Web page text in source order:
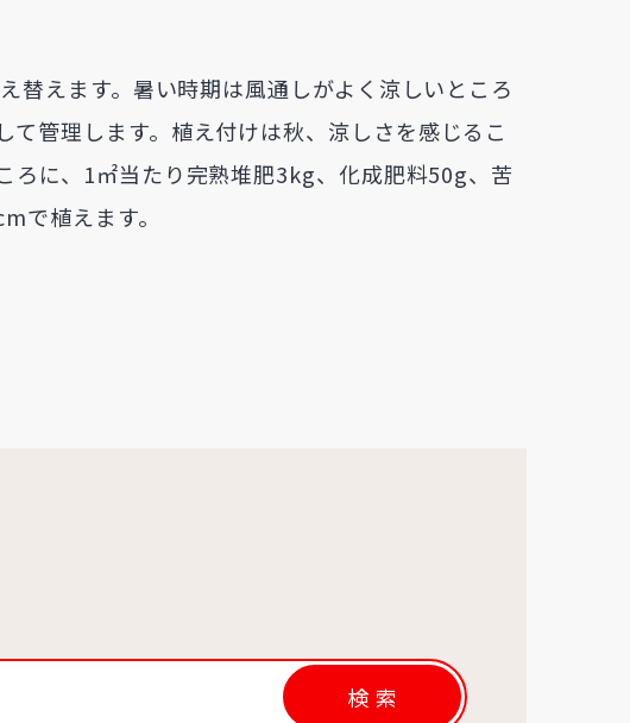
替えます。暑い時期は風通しがよく涼しいところ
て管理します。植え付けは秋、涼しさを感じるこ
ろに、1㎡当たり完熟堆肥3kg、化成肥料50g、苦
で植えます。
検索